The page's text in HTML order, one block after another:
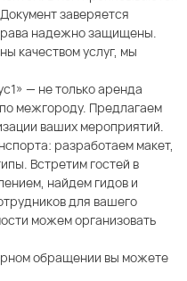
заверяется
надежно защищены.
качеством услуг, мы
— не только аренда
межгороду. Предлагаем
ваших мероприятий.
разработаем макет,
Встретим гостей в
найдем гидов и
для вашего
можем организовать
обращении вы можете